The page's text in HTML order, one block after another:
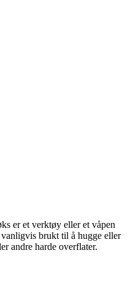
er et verktøy eller et våpen
brukt til å hugge eller
andre harde overflater.